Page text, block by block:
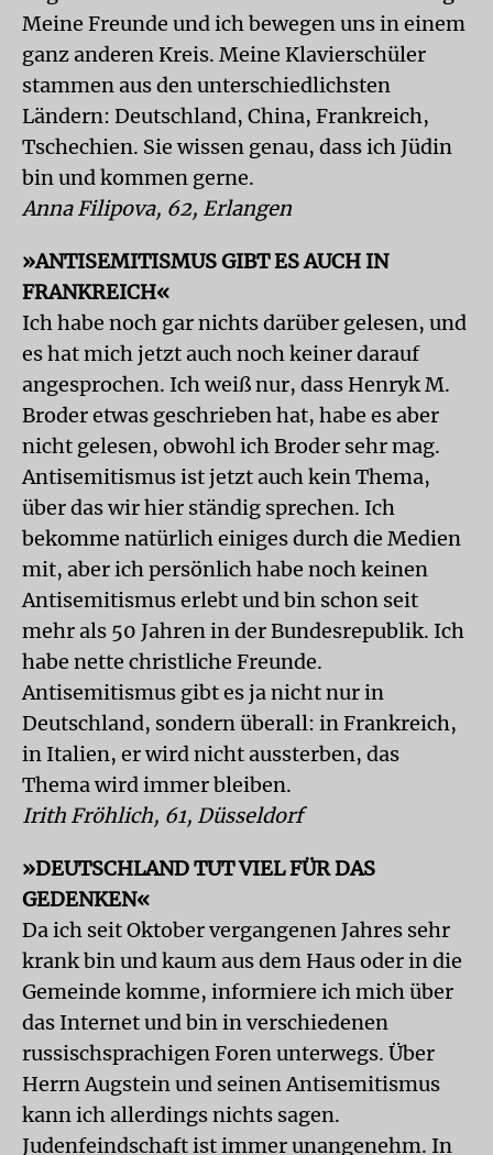
Meine Freunde und ich bewegen uns in einem
ganz anderen Kreis. Meine Klavierschüler
stammen aus den unterschiedlichsten
Ländern: Deutschland, China, Frankreich,
Tschechien. Sie wissen genau, dass ich Jüdin
bin und kommen gerne.
Anna Filipova, 62, Erlangen
»ANTISEMITISMUS GIBT ES AUCH IN
FRANKREICH«
Ich habe noch gar nichts darüber gelesen, und
es hat mich jetzt auch noch keiner darauf
angesprochen. Ich weiß nur, dass Henryk M.
Broder etwas geschrieben hat, habe es aber
nicht gelesen, obwohl ich Broder sehr mag.
Antisemitismus ist jetzt auch kein Thema,
über das wir hier ständig sprechen. Ich
bekomme natürlich einiges durch die Medien
mit, aber ich persönlich habe noch keinen
Antisemitismus erlebt und bin schon seit
mehr als 50 Jahren in der Bundesrepublik. Ich
habe nette christliche Freunde.
Antisemitismus gibt es ja nicht nur in
Deutschland, sondern überall: in Frankreich,
in Italien, er wird nicht aussterben, das
Thema wird immer bleiben.
Irith Fröhlich, 61, Düsseldorf
»DEUTSCHLAND TUT VIEL FÜR DAS
GEDENKEN«
Da ich seit Oktober vergangenen Jahres sehr
krank bin und kaum aus dem Haus oder in die
Gemeinde komme, informiere ich mich über
das Internet und bin in verschiedenen
russischsprachigen Foren unterwegs. Über
Herrn Augstein und seinen Antisemitismus
kann ich allerdings nichts sagen.
Judenfeindschaft ist immer unangenehm. In